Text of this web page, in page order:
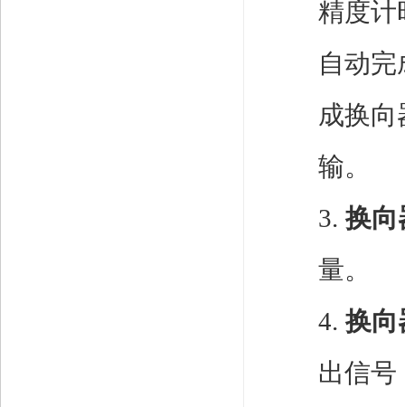
精度计
自动
成换
输。
3. 换向
量。
4. 换向
出信号